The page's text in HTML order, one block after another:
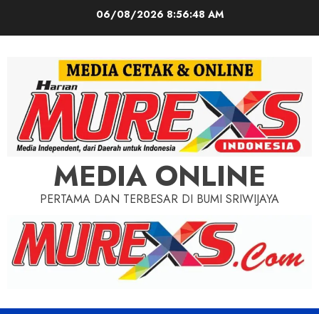
06/08/2026 8:56:50 AM
MEDIA ONLINE
PERTAMA DAN TERBESAR DI BUMI SRIWIJAYA